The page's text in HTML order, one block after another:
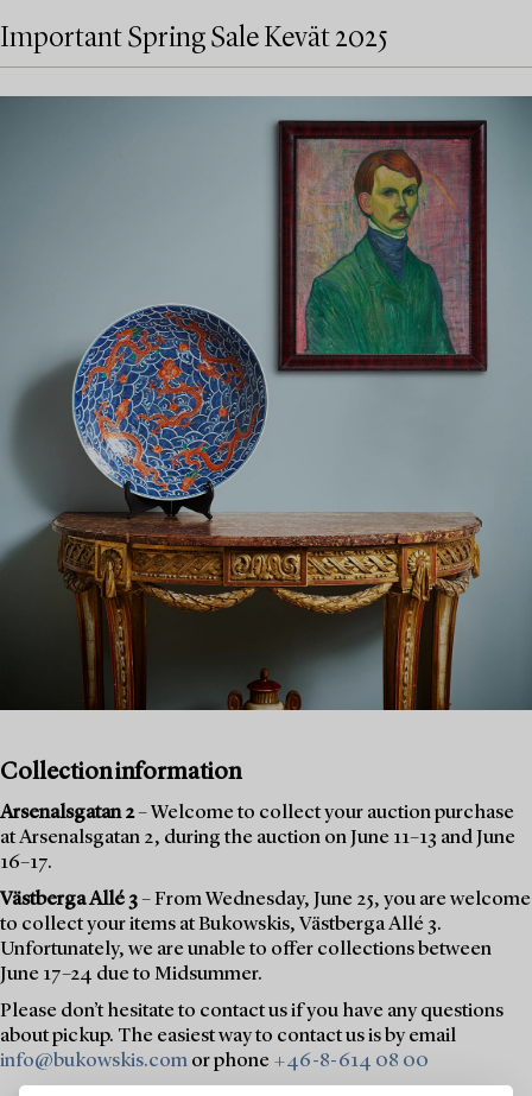
Important Spring Sale Kevät 2025
Collection information
Arsenalsgatan 2– Welcome to collect your auction purchase
at Arsenalsgatan 2, during the auction on June 11–13 and June
16–17.
Västberga Allé 3– From Wednesday, June 25, you are welcome
to collect your items at Bukowskis, Västberga Allé 3.
Unfortunately, we are unable to offer collections between
June 17–24 due to Midsummer.
Please don’t hesitate to contact us if you have any questions
about pickup. The easiest way to contact us is by email
info@bukowskis.com or phone +46-8-614 08 00